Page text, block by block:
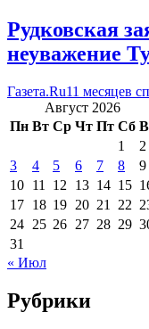
Рудковская
неуважение
Газета.Ru11 месяцев
Август 2026
Пн Вт Ср Чт Пт Сб
1
2
3
4 5 6 7 8
9
10 11 12 13 14 15
17 18 19 20 21 22
24 25 26 27 28 29
31
« Июл
Рубрики